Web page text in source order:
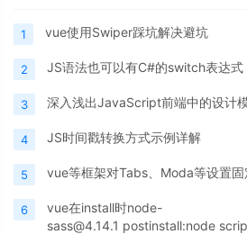
1 vue使用Swiper踩坑解决避坑
2 JS语法也可以有C#的switch表达式
3 深入浅出JavaScript前端中的设计
4 JS时间戳转换方式示例详解
5 vue等框架对Tabs、Moda等设置
6
vue在install时node-
sass@4.14.1 postinstall:node